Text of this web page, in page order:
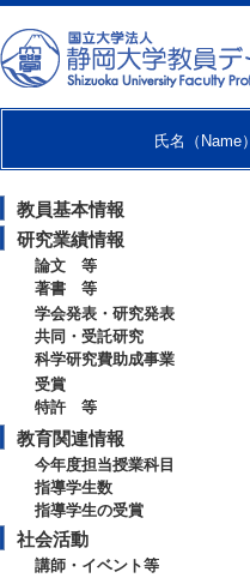
氏名（Name）
教員基本情報
研究業績情報
論文 等
著書 等
学会発表・研究発表
共同・受託研究
科学研究費助成事業
受賞
特許 等
教育関連情報
今年度担当授業科目
指導学生数
指導学生の受賞
社会活動
講師・イベント等